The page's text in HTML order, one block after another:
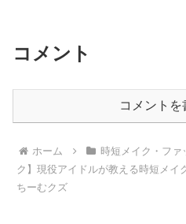
コメント
コメントを
ホーム 時短メイク・ファ
ク】現役アイドルが教える時短メ
ちーむクズ